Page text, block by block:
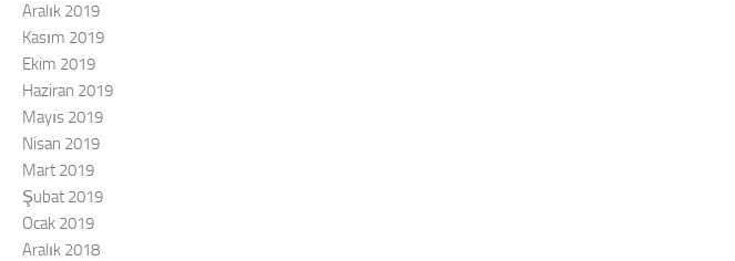
Aralık 2019
Kasım 2019
Ekim 2019
Haziran 2019
Mayıs 2019
Nisan 2019
Mart 2019
Şubat 2019
Ocak 2019
Aralık 2018